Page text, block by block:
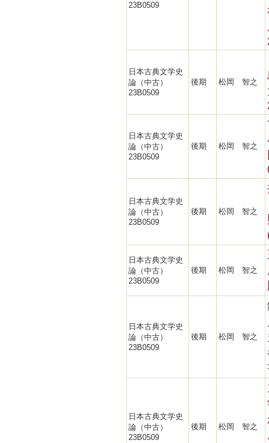
23B0509
日本古典文学史
論（中古）
23B0509
後期 松岡 智之
日本古典文学史
論（中古）
23B0509
後期 松岡 智之
日本古典文学史
論（中古）
23B0509
後期 松岡 智之
日本古典文学史
論（中古）
23B0509
後期 松岡 智之
日本古典文学史
論（中古）
23B0509
後期 松岡 智之
日本古典文学史
論（中古）
23B0509
後期 松岡 智之